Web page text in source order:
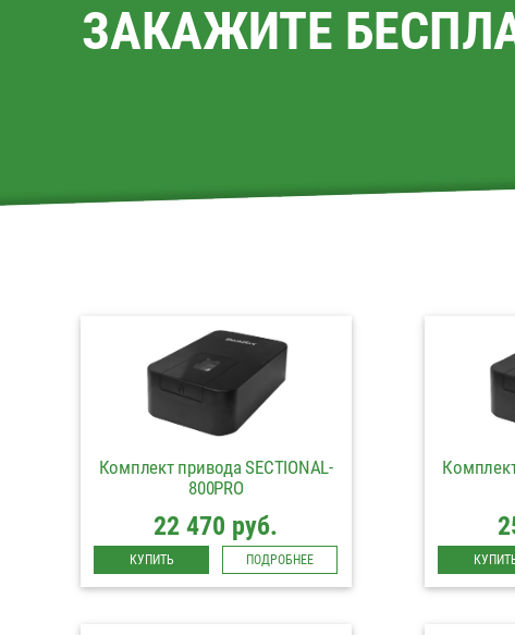
ЗАКАЖИТЕ
Комплект привода SECTIONAL-
800PRO
22 470 руб.
КУПИТЬ ПОДРОБНЕЕ